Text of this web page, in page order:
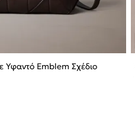
Emblem Σχέδιο